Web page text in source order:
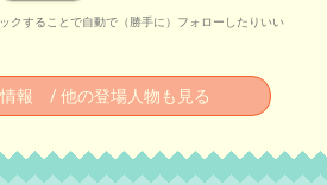
クすることで自動で（勝手に）フォローしたりいい
情報 / 他の登場人物も見る